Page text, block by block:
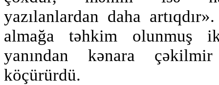
yazılanlardan daha
almağa təhkim olunmuş
yanından kənara
köçürürdü.